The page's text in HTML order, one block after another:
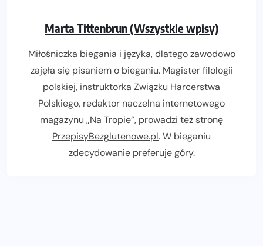
Marta Tittenbrun (Wszystkie wpisy)
Miłośniczka biegania i języka, dlatego zawodowo
zajęła się pisaniem o bieganiu. Magister filologii
polskiej, instruktorka Związku Harcerstwa
Polskiego, redaktor naczelna internetowego
magazynu „Na Tropie”, prowadzi też stronę
PrzepisyBezglutenowe.pl. W bieganiu
zdecydowanie preferuje góry.